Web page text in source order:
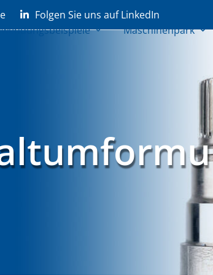
Folgen Sie uns auf LinkedIn
Maschinenpark